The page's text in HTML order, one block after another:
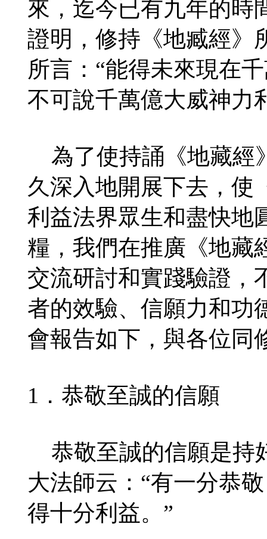
來，迄今已有九年的時
證明，修持《地臧經》
所言：“能得未來現在
不可說千萬億大威神
為了使持誦《地藏經
久深入地開展下去，使
利益法界眾生和盡快地
糧，我們在推廣《地藏
交流研討和實踐驗證，
者的效驗、信願力和功
會報告如下，與各位同
1．恭敬至誠的信願
恭敬至誠的信願是持
大法師云：“有一分恭
得十分利益。”